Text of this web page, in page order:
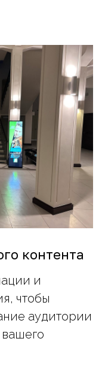
контента
и
чтобы
аудитории